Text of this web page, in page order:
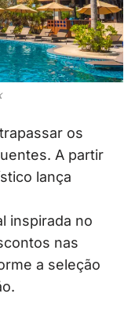
os
A partir
lança
inspirada no
nas
a seleção